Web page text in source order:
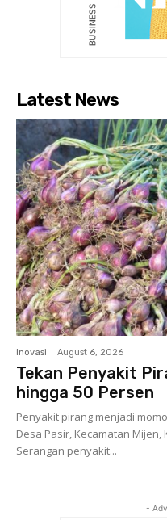
Latest News
Inovasi August 6, 2026
Tekan Penyakit
hingga 50 Persen
Penyakit pirang menjadi
Desa Pasir, Kecamatan Mijen,
Serangan penyakit...
-